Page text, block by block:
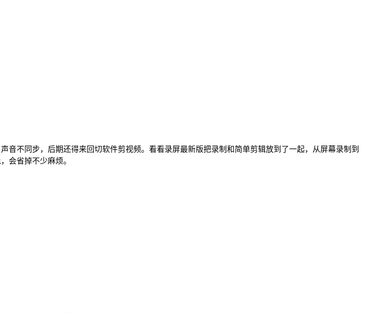
不同步，后期还得来回切软件剪视频。看看录屏最新版把录制和简单剪辑放到了一起，从屏幕录制到
会省掉不少麻烦。